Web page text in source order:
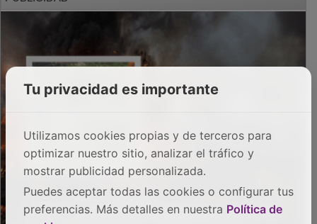
Tu privacidad es importante
Utilizamos cookies propias y de terceros para
optimizar nuestro sitio, analizar el tráfico y
mostrar publicidad personalizada.
Puedes aceptar todas las cookies o configurar tus
preferencias. Más detalles en nuestra Política de